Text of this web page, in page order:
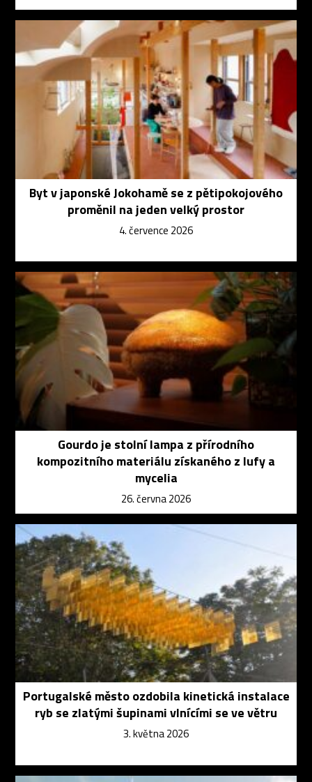
Byt v japonské Jokohamě se z pětipokojového
proměnil na jeden velký prostor
4. července 2026
Gourdo je stolní lampa z přírodního
kompozitního materiálu získaného z lufy a
mycelia
26. června 2026
Portugalské město ozdobila kinetická instalace
ryb se zlatými šupinami vlnícími se ve větru
3. května 2026